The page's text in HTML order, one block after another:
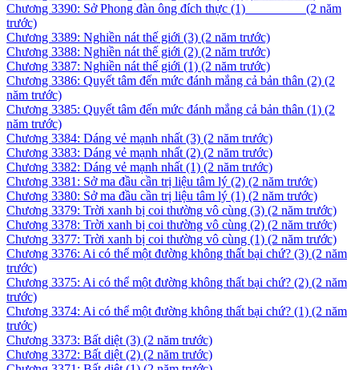
Chương 3390: Sở Phong đàn ông đích thực (1) ­ ­ ­ ­ ­ ­ ­ ­ ­ ­ ­ ­ ­ ­ ­ ­ ­ ­ (2 năm
trước)
Chương 3389: Nghiền nát thế giới (3) (2 năm trước)
Chương 3388: Nghiền nát thế giới (2) (2 năm trước)
Chương 3387: Nghiền nát thế giới (1) (2 năm trước)
Chương 3386: Quyết tâm đến mức đánh mắng cả bản thân (2) (2
năm trước)
Chương 3385: Quyết tâm đến mức đánh mắng cả bản thân (1) (2
năm trước)
Chương 3384: Dáng vẻ mạnh nhất (3) (2 năm trước)
Chương 3383: Dáng vẻ mạnh nhất (2) (2 năm trước)
Chương 3382: Dáng vẻ mạnh nhất (1) (2 năm trước)
Chương 3381: Sở ma đầu cần trị liệu tâm lý (2) (2 năm trước)
Chương 3380: Sở ma đầu cần trị liệu tâm lý (1) (2 năm trước)
Chương 3379: Trời xanh bị coi thường vô cùng (3) (2 năm trước)
Chương 3378: Trời xanh bị coi thường vô cùng (2) (2 năm trước)
Chương 3377: Trời xanh bị coi thường vô cùng (1) (2 năm trước)
Chương 3376: Ai có thể một đường không thất bại chứ? (3) (2 năm
trước)
Chương 3375: Ai có thể một đường không thất bại chứ? (2) (2 năm
trước)
Chương 3374: Ai có thể một đường không thất bại chứ? (1) (2 năm
trước)
Chương 3373: Bất diệt (3) (2 năm trước)
Chương 3372: Bất diệt (2) (2 năm trước)